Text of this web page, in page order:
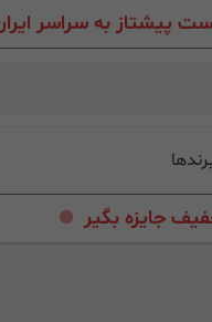
جایزه بگیر .